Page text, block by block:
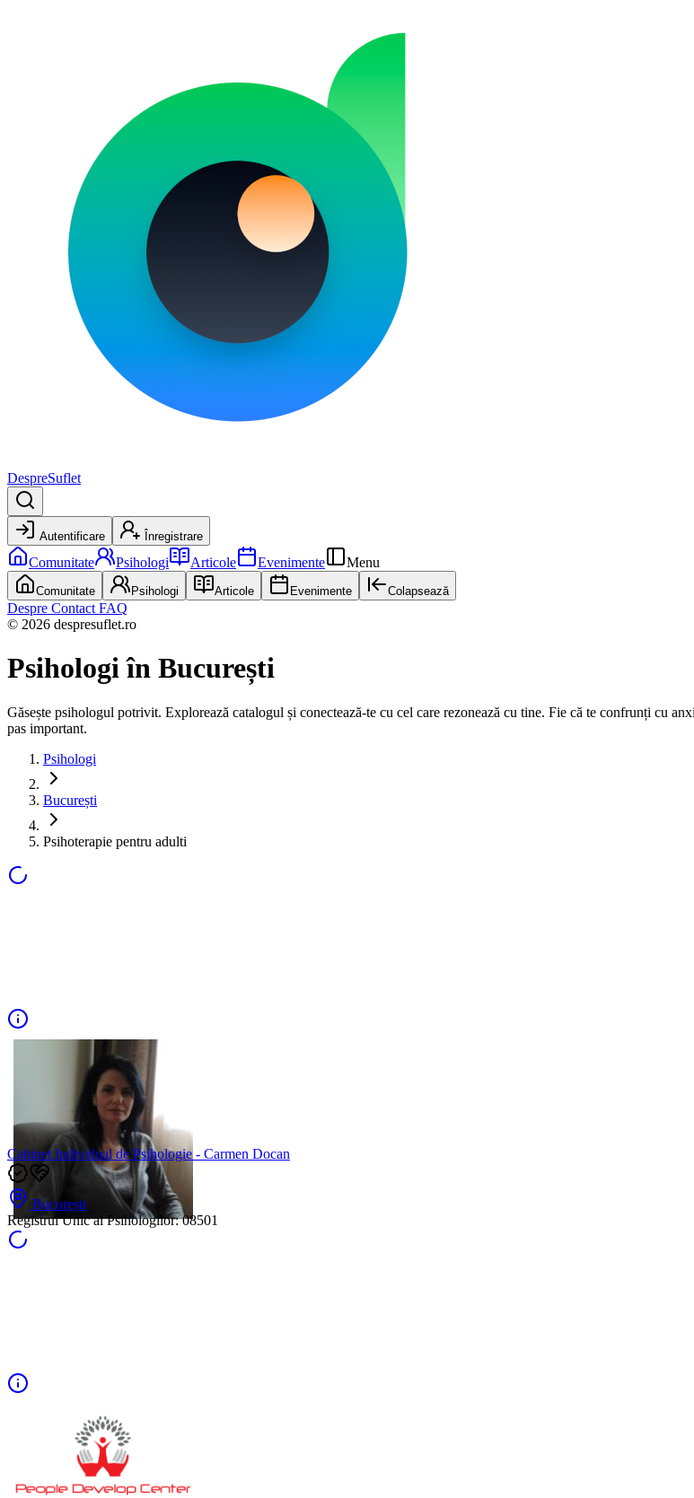
DespreSuflet
Autentificare Înregistrare
Comunitate Psihologi Articole Evenimente Menu
Comunitate Psihologi Articole Evenimente Colapsează
Despre Contact FAQ
© 2026 despresuflet.ro
Psihologiîn București
Găsește psihologul potrivit. Explorează catalogul și conectează-te cu cel care rezonează cu tine. Fie că te confrunți cu
pas important.
Psihologi
București
Psihoterapie pentru adulti
Cabinet Individual de Psihologie - Carmen Docan
București
Registrul Unic al Psihologilor:08501